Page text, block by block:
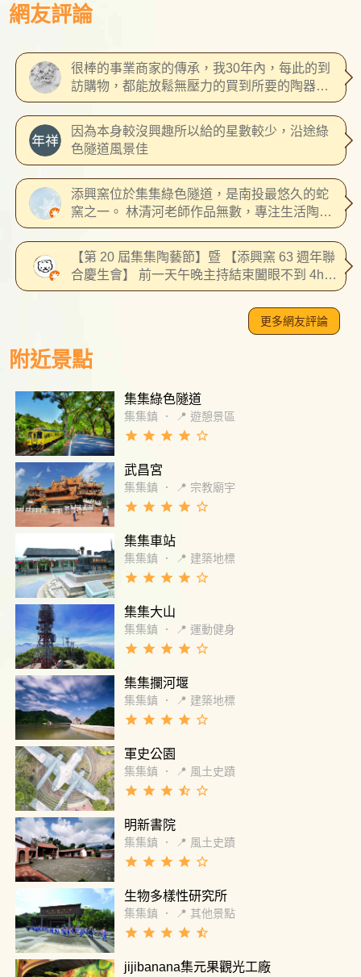
網友評論
很棒的事業商家的傳承，我30年內，每此的到
訪購物，都能放鬆無壓力的買到所要的陶器，
值得推薦的自製廠家
因為本身較沒興趣所以給的星數較少，沿途綠
色隧道風景佳
添興窯位於集集綠色隧道，是南投最悠久的蛇
窯之一。 林清河老師作品無數，專注生活陶，
非常有特色，這幾年與其他藝術家合作，推出
服，推出複合媒材與彩繪生活陶，值得收藏，
更值得運用在生活中。
【第 20 屆集集陶藝節】暨 【添興窯 63 週年聯
合慶生會】 前一天午晚主持結束闔眼不到 4hr
恍惚中穿越過漫天翠綠的林蔭之間 真有讓人來
了整個台灣 也改變了新郎家族世代窯廠的命運
那時才剛剛落成的新廠區幾乎全毀 無法想像得
要有多大的信念和勇氣 才能從碎了一地的夢和
被經濟部評選 60 年優良創新老店 添興窯也是
第一家陶瓷獲獎的廠商 是全台現存仍燒陶運作
的最老蛇窯 每年的陶藝節出窯具時代藝術價值
現場除了有許多的遊客和愛陶人士 縣府秘書
長、文化局長、集集鎮長 觀光處長、國史館主
秘都親自蒞臨 從那一張張不斷增加的貴賓介紹
卡 如今在陶藝界已是不可撼動的地位 雖然假日
來回車程將近七個多小時 幾乎可以飛一趟夏威
夷或印度德里 但妳心裡明白這裡有些人們和故
事 比起舒服和一應俱全的飯店和會館 有更值得
妳一定要再次回來的意義 另外結合趣味和觀光
的競賽與遊戲 將傳統陶藝工藝更能傳於一般百
姓 許多人都是每年像被制約般回到這 現場還有
許多特色的手創品牌設攤 每一攤都承載著對家
鄉土地的心意 #故鄉林尾 可愛老闆的直誇主持
人 熱情送上天然果醬並和主持人合影 特別感謝
暖心的 #哈嚕好貝果 闆娘 主持結束遞給主持人
一瓶生命之泉 是有記憶以來喝過最好喝的酸梅
汁 祝福添興窯繼續往百年工藝之路邁進 生日快
樂：）
更多網友評論
附近景點
集集綠色隧道
集集鎮 ． 📍 遊憩景區
grade grade grade grade star_border
武昌宮
集集鎮 ． 📍 宗教廟宇
grade grade grade grade star_border
集集車站
集集鎮 ． 📍 建築地標
grade grade grade grade star_border
集集大山
集集鎮 ． 📍 運動健身
grade grade grade grade star_border
集集攔河堰
集集鎮 ． 📍 建築地標
grade grade grade grade star_border
軍史公園
集集鎮 ． 📍 風土史蹟
grade grade grade star_half star_border
明新書院
集集鎮 ． 📍 風土史蹟
grade grade grade grade star_border
生物多樣性研究所
集集鎮 ． 📍 其他景點
grade grade grade grade star_half
jijibanana集元果觀光工廠